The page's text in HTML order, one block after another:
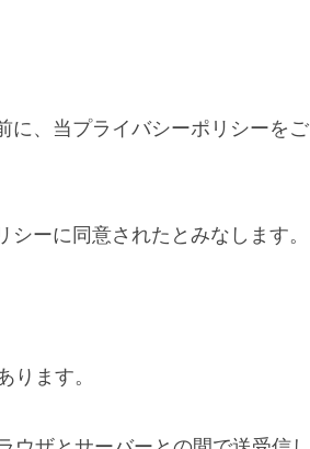
に、当プライバシーポリシーをご
ーに同意されたとみなします。
ります。